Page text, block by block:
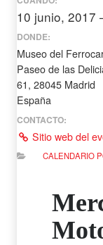
10 junio, 2017
DONDE:
Museo del
Paseo de las
61, 28045 Madrid
España
CONTACTO:
Sitio web del
CALENDARIO